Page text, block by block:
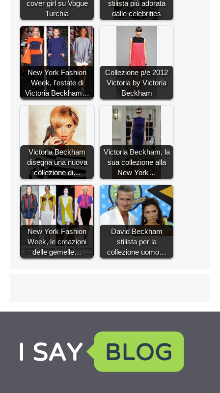
cover girl su Vogue
Turchia
stilista più adorata
dalle celebrities
New York Fashion
Week, l’estate di
Victoria Beckham…
Collezione p/e 2012
Victoria by Victoria
Beckham
Victoria Beckham
disegna una nuova
collezione di…
Victoria Beckham, la
sua collezione alla
New York…
New York Fashion
Week, le creazioni
delle gemelle…
David Beckham
stilista per la
collezione uomo…